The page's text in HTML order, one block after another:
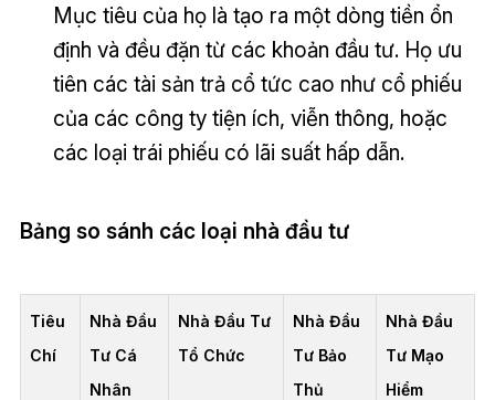
Mục tiêu của họ là tạo ra một dòng tiền ổn
định và đều đặn từ các khoản đầu tư. Họ ưu
tiên các tài sản trả cổ tức cao như cổ phiếu
của các công ty tiện ích, viễn thông, hoặc
các loại trái phiếu có lãi suất hấp dẫn.
Bảng so sánh các loại nhà đầu tư
Tiêu
Chí
Nhà Đầu
Tư Cá
Nhân
Nhà Đầu Tư
Tổ Chức
Nhà Đầu
Tư Bảo
Thủ
Nhà Đầu
Tư Mạo
Hiểm